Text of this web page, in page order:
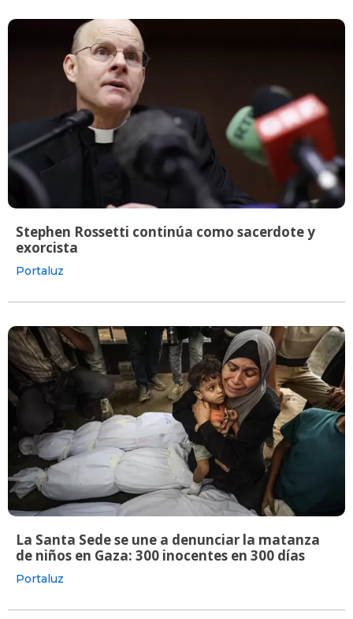
Stephen Rossetti continúa como sacerdote y
exorcista
Portaluz
La Santa Sede se une a denunciar la matanza
de niños en Gaza: 300 inocentes en 300 días
Portaluz